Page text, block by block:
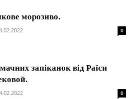
морозиво.
0
запіканок від Раїси
0